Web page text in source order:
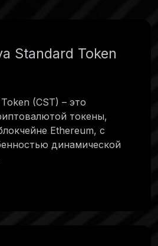
Standard Token
(CST) – это
токены,
Ethereum, с
динамической